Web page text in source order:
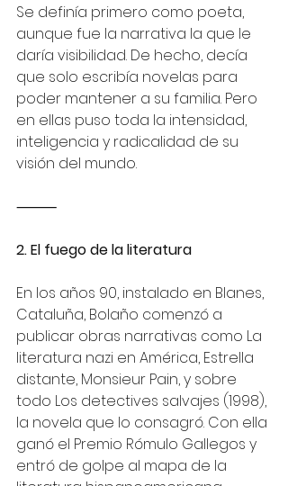
Se definía primero como poeta,
aunque fue la narrativa la que le
daría visibilidad. De hecho, decía
que solo escribía novelas para
poder mantener a su familia. Pero
en ellas puso toda la intensidad,
inteligencia y radicalidad de su
visión del mundo.
⸻
2. El fuego de la literatura
En los años 90, instalado en Blanes,
Cataluña, Bolaño comenzó a
publicar obras narrativas como La
literatura nazi en América, Estrella
distante, Monsieur Pain, y sobre
todo Los detectives salvajes (1998),
la novela que lo consagró. Con ella
ganó el Premio Rómulo Gallegos y
entró de golpe al mapa de la